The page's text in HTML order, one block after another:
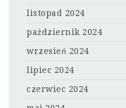
listopad 2024
październik 2024
wrzesień 2024
lipiec 2024
czerwiec 2024